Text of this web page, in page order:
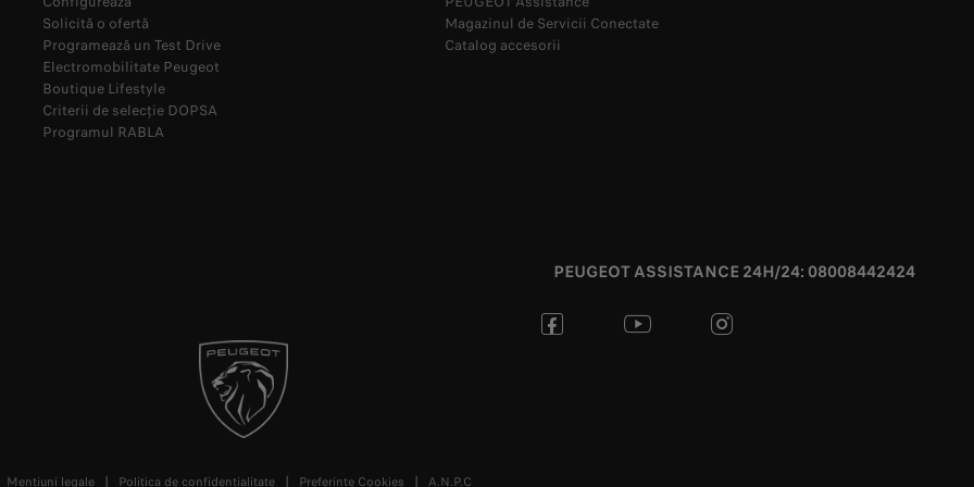
Solicită o ofertă
Programează un Test Drive
Electromobilitate Peugeot
Boutique Lifestyle
Criterii de selecție DOPSA
Programul RABLA
Magazinul de Servicii Conectate
Catalog accesorii
PEUGEOT ASSISTANCE 24H/24: 08008442424
Mențiuni legale Politica de confidențialitate Preferințe Cookies A.N.P.C